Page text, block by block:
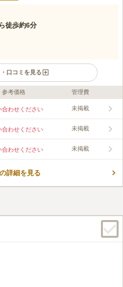
徒歩約6分
口コミを見る
車場も完備しているのでお車でも心配あ
す。また、ペット供養墓もあるので、家
愛いペットを安心して預ける事ができま
してお参りしていただけます。
ずれにしても自家用車で行くので通り道
してから、墓に向かうことができるの
参考価格 管理費
合わせください 未掲載
合わせください 未掲載
合わせください 未掲載
詳細を見る